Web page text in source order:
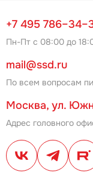
+7 495
Пн-Пт с 08:00 до
mail@ssd.ru
По всем вопросам
Москва, ул.
Адрес головного